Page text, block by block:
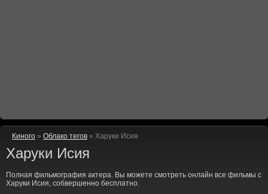
Киного » Облако тегов » Харуки Исия
Харуки Исия
Полная фильмография актера. Вы можете смотреть онлайн все фильмы с
Харуки Исия, собвершенно бесплатно.